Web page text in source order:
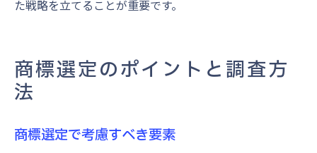
た戦略を立てることが重要です。
商標選定のポイントと調査方
法
商標選定で考慮すべき要素